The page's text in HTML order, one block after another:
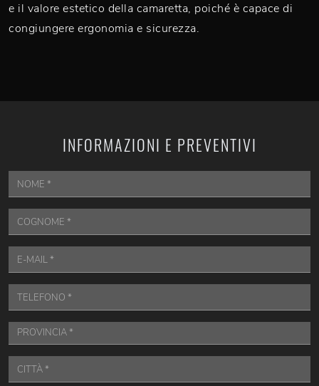
e il valore estetico della camaretta, poiché è capace di
congiungere ergonomia e sicurezza.
INFORMAZIONI E PREVENTIVI